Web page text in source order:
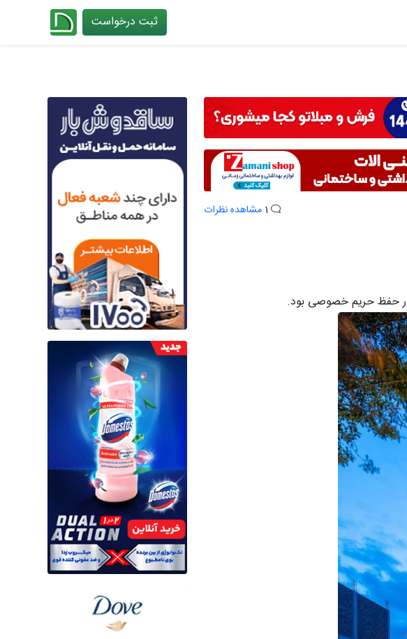
ثبت درخواست
مشاهده نظرات
حفظ حریم خصوصی بود.